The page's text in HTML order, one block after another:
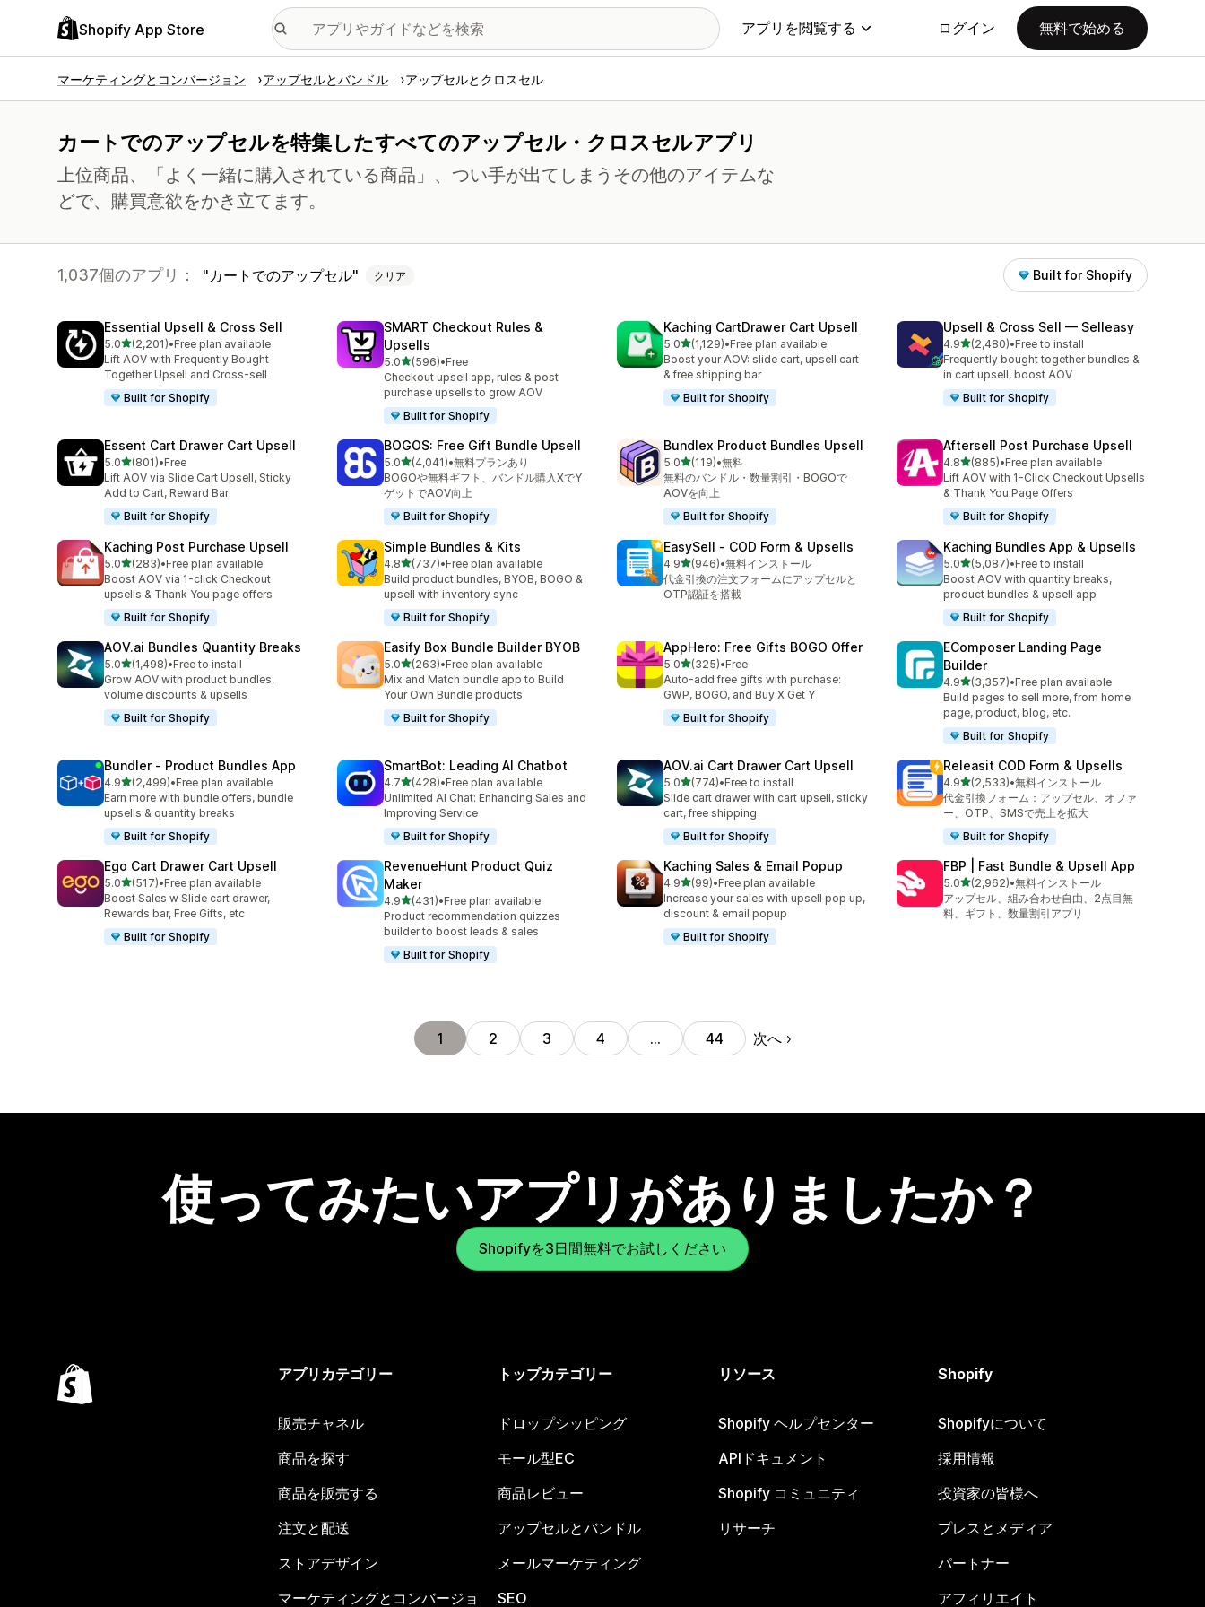
Shopify App Store アプリを閲覧する ログイン 無料で始める
マーケティングとコンバージョン アップセルとバンドル アップセルとクロスセル
カートでのアップセルを特集したすべてのアップセル・クロスセルアプリ
上位商品、「よく一緒に購入されている商品」、つい手が出てしまうその他のアイテムな
どで、購買意欲をかき立てます。
1,037個のアプリ： カートでのアップセル クリア Built for Shopify
Essential Upsell & Cross Sell
5.05つ星中
(2,201)
合計レビュー数：2201件
•Free plan available
Lift AOV with Frequently Bought
Together Upsell and Cross-sell
Built for Shopify
SMART Checkout Rules &
Upsells
5.05つ星中
(596)
合計レビュー数：596件
•Free
Checkout upsell app, rules & post
purchase upsells to grow AOV
Built for Shopify
Kaching CartDrawer Cart Upsell
5.05つ星中
(1,129)
合計レビュー数：1129件
•Free plan available
Boost your AOV: slide cart, upsell cart
& free shipping bar
Built for Shopify
Upsell & Cross Sell — Selleasy
4.95つ星中
(2,480)
合計レビュー数：2480件
•Free to install
Frequently bought together bundles &
in cart upsell, boost AOV
Built for Shopify
Essent Cart Drawer Cart Upsell
5.05つ星中
(801)
合計レビュー数：801件
•Free
Lift AOV via Slide Cart Upsell, Sticky
Add to Cart, Reward Bar
Built for Shopify
BOGOS: Free Gift Bundle Upsell
5.05つ星中
(4,041)
合計レビュー数：4041件
•無料プランあり
BOGOや無料ギフト、バンドル購入XでY
ゲットでAOV向上
Built for Shopify
Bundlex Product Bundles Upsell
5.05つ星中
(119)
合計レビュー数：119件
•無料
無料のバンドル・数量割引・BOGOで
AOVを向上
Built for Shopify
Aftersell Post Purchase Upsell
4.85つ星中
(885)
合計レビュー数：885件
•Free plan available
Lift AOV with 1-Click Checkout Upsells
& Thank You Page Offers
Built for Shopify
Kaching Post Purchase Upsell
5.05つ星中
(283)
合計レビュー数：283件
•Free plan available
Boost AOV via 1-click Checkout
upsells & Thank You page offers
Built for Shopify
Simple Bundles & Kits
4.85つ星中
(737)
合計レビュー数：737件
•Free plan available
Build product bundles, BYOB, BOGO &
upsell with inventory sync
Built for Shopify
EasySell ‑ COD Form & Upsells
4.95つ星中
(946)
合計レビュー数：946件
•無料インストール
代金引換の注文フォームにアップセルと
OTP認証を搭載
Kaching Bundles App & Upsells
5.05つ星中
(5,087)
合計レビュー数：5087件
•Free to install
Boost AOV with quantity breaks,
product bundles & upsell app
Built for Shopify
AOV.ai Bundles Quantity Breaks
5.05つ星中
(1,498)
合計レビュー数：1498件
•Free to install
Grow AOV with product bundles,
volume discounts & upsells
Built for Shopify
Easify Box Bundle Builder BYOB
5.05つ星中
(263)
合計レビュー数：263件
•Free plan available
Mix and Match bundle app to Build
Your Own Bundle products
Built for Shopify
AppHero: Free Gifts BOGO Offer
5.05つ星中
(325)
合計レビュー数：325件
•Free
Auto-add free gifts with purchase:
GWP, BOGO, and Buy X Get Y
Built for Shopify
EComposer Landing Page
Builder
4.95つ星中
(3,357)
合計レビュー数：3357件
•Free plan available
Build pages to sell more, from home
page, product, blog, etc.
Built for Shopify
Bundler ‑ Product Bundles App
4.95つ星中
(2,499)
合計レビュー数：2499件
•Free plan available
Earn more with bundle offers, bundle
upsells & quantity breaks
Built for Shopify
SmartBot: Leading AI Chatbot
4.75つ星中
(428)
合計レビュー数：428件
•Free plan available
Unlimited AI Chat: Enhancing Sales and
Improving Service
Built for Shopify
AOV.ai Cart Drawer Cart Upsell
5.05つ星中
(774)
合計レビュー数：774件
•Free to install
Slide cart drawer with cart upsell, sticky
cart, free shipping
Built for Shopify
Releasit COD Form & Upsells
4.95つ星中
(2,533)
合計レビュー数：2533件
•無料インストール
代金引換フォーム：アップセル、オファ
ー、OTP、SMSで売上を拡大
Built for Shopify
Ego Cart Drawer Cart Upsell
5.05つ星中
(517)
合計レビュー数：517件
•Free plan available
Boost Sales w Slide cart drawer,
Rewards bar, Free Gifts, etc
Built for Shopify
RevenueHunt Product Quiz
Maker
4.95つ星中
(431)
合計レビュー数：431件
•Free plan available
Product recommendation quizzes
builder to boost leads & sales
Built for Shopify
Kaching Sales & Email Popup
4.95つ星中
(99)
合計レビュー数：99件
•Free plan available
Increase your sales with upsell pop up,
discount & email popup
Built for Shopify
FBP | Fast Bundle & Upsell App
5.05つ星中
(2,962)
合計レビュー数：2962件
•無料インストール
アップセル、組み合わせ自由、2点目無
料、ギフト、数量割引アプリ
1 2 3 4 … 44 次へ
使ってみたいアプリがありましたか？
Shopifyを3日間無料でお試しください
アプリカテゴリー
販売チャネル
商品を探す
商品を販売する
注文と配送
ストアデザイン
マーケティングとコンバージョ
トップカテゴリー
ドロップシッピング
モール型EC
商品レビュー
アップセルとバンドル
メールマーケティング
SEO
リソース
Shopify ヘルプセンター
APIドキュメント
Shopify コミュニティ
リサーチ
Shopify
Shopifyについて
採用情報
投資家の皆様へ
プレスとメディア
パートナー
アフィリエイト